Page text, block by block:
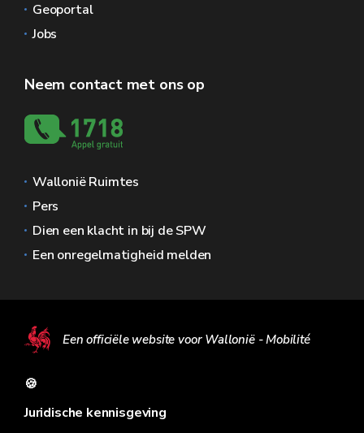
Geoportal
Jobs
Neem contact met ons op
Wallonië Ruimtes
Pers
Dien een klacht in bij de SPW
Een onregelmatigheid melden
Een officiële website voor Wallonië - Mobilité
🍪
Juridische kennisgeving